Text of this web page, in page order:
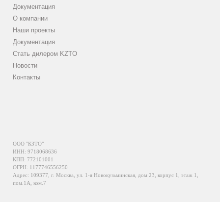
Документация
О компании
Наши проекты
Документация
Стать дилером KZTO
Новости
Контакты
ООО "КЗТО"
ИНН: 9718068636
КПП: 772101001
ОГРН: 1177746556250
Адрес: 109377, г. Москва, ул. 1-я Новокузьминская, дом 23, корпус 1, этаж 1,
пом.1А, ком.7